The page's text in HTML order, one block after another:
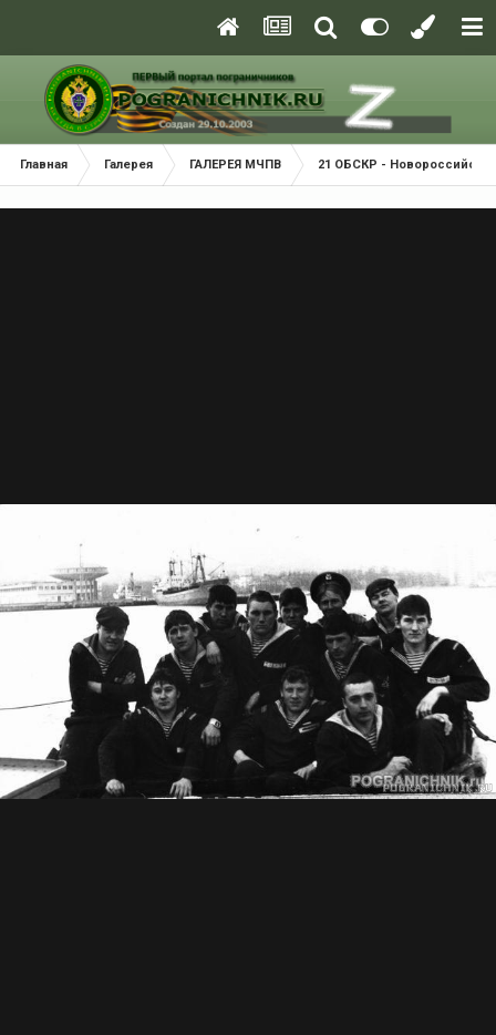
Главная Галерея ГАЛЕРЕЯ МЧПВ 21 ОБСКР - Новороссийск